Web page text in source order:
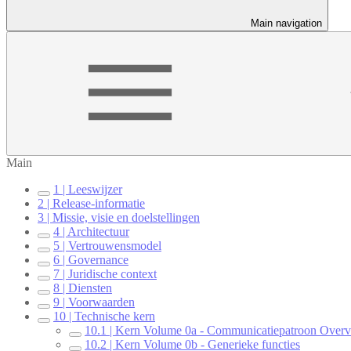
Main navigation
Main
1 | Leeswijzer
2 | Release-informatie
3 | Missie, visie en doelstellingen
4 | Architectuur
5 | Vertrouwensmodel
6 | Governance
7 | Juridische context
8 | Diensten
9 | Voorwaarden
10 | Technische kern
10.1 | Kern Volume 0a - Communicatiepatroon
10.2 | Kern Volume 0b - Generieke functies